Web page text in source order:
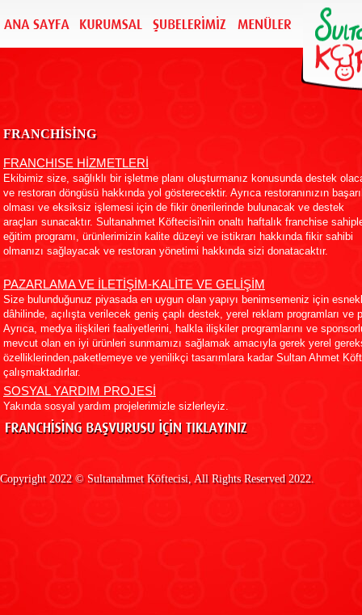
FRANCHİSİNG
FRANCHISE HİZMETLERİ
Ekibimiz size, sağlıklı bir işletme planı oluşturmanız konusunda destek
ve restoran döngüsü hakkında yol gösterecektir. Ayrıca restoranınızın
olması ve eksiksiz işlemesi için de fikir önerilerinde bulunacak ve destek
araçları sunacaktır. Sultanahmet Köftecisi'nin onaltı haftalık franchise
eğitim programı, ürünlerimizin kalite düzeyi ve istikrarı hakkında fikir sahibi
olmanızı sağlayacak ve restoran yönetimi hakkında sizi donatacaktır.
PAZARLAMA VE İLETİŞİM-KALİTE VE GELİŞİM
Size bulunduğunuz piyasada en uygun olan yapıyı benimsemeniz için
dâhilinde, açılışta verilecek geniş çaplı destek, yerel reklam programları
Ayrıca, medya ilişkileri faaliyetlerini, halkla ilişkiler programlarını ve
mevcut olan en iyi ürünleri sunmamızı sağlamak amacıyla gerek yerel
özelliklerinden,paketlemeye ve yenilikçi tasarımlara kadar Sultan Ahmet
çalışmaktadırlar.
SOSYAL YARDIM PROJESİ
Yakında sosyal yardım projelerimizle sizlerleyiz.
Copyright 2022 © Sultanahmet Köftecisi, All Rights Reserved 2022.